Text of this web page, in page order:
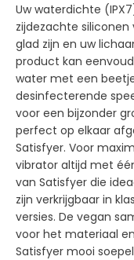
Uw waterdichte
zijdezachte
glad zijn en uw
product kan
water met een
desinfecterende
voor een bijzonder
perfect op elkaar
Satisfyer. Voor
vibrator altijd met
van Satisfyer die
zijn verkrijgbaar in
versies. De vegan
voor het materiaal
Satisfyer mooi